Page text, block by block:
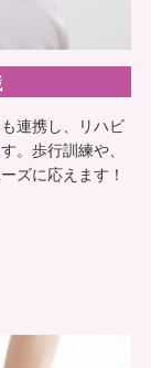
連携し、リハビ
。歩行訓練や、
ズに応えます！
さつされ
つも感心
ることが